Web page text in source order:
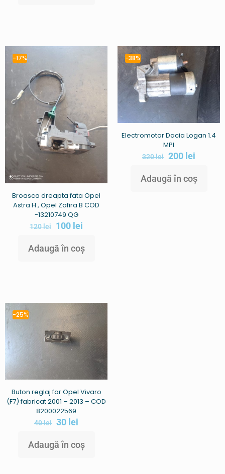
-17%
Broasca dreapta fata Opel
Astra H , Opel Zafira B COD
-13210749 QG
120lei 100 lei
Adaugă în coș
-38%
Electromotor Dacia Logan 1.4
MPI
320lei 200 lei
Adaugă în coș
-25%
Buton reglaj far Opel Vivaro
(F7) fabricat 2001 – 2013 – COD
8200022569
40lei 30 lei
Adaugă în coș